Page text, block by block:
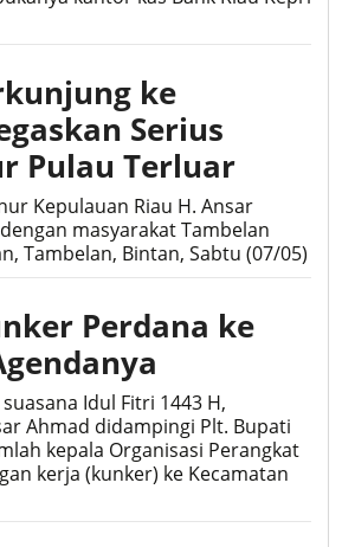
ke
Serius
Pulau Terluar
Kepulauan Riau H. Ansar
masyarakat Tambelan
Tambelan, Bintan, Sabtu (07/05)
Perdana ke
suasana Idul Fitri 1443 H,
Ahmad didampingi Plt. Bupati
kepala Organisasi Perangkat
kerja (kunker) ke Kecamatan